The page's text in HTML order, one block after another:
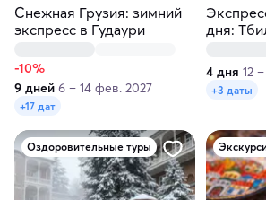
Снежная Грузия: зимний
экспресс в Гудаури
-10%
9 дней 6 – 14 фев. 2027
+17 дат
дня:
4 дня 12
+3 даты
Оздоровительные туры